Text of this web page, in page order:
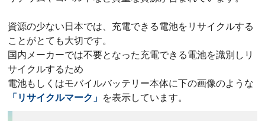
資源の少ない日本では、充電できる電池をリサイクルする
ことがとても大切です。
国内メーカーでは不要となった充電できる電池を識別しリ
サイクルするため
電池もしくはモバイルバッテリー本体に下の画像のような
「リサイクルマーク」 を表示しています。